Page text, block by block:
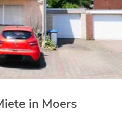
in Moers